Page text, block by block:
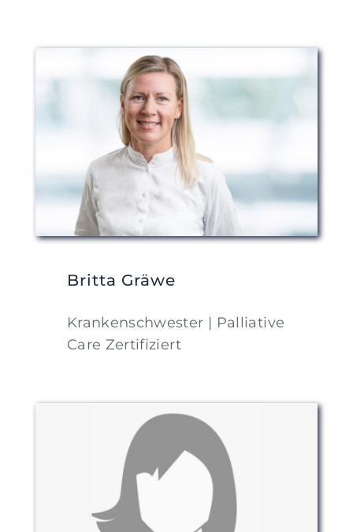
Britta Gräwe
Krankenschwester | Palliative
Care Zertifiziert